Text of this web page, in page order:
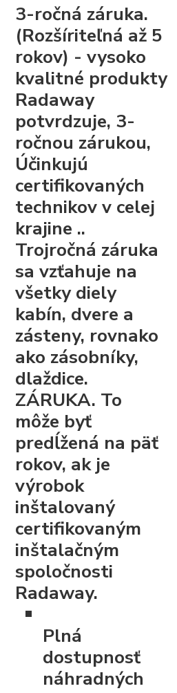
3-ročná záruka.
(Rozšíriteľná až 5
rokov) - vysoko
kvalitné produkty
Radaway
potvrdzuje, 3-
ročnou zárukou,
Účinkujú
certifikovaných
technikov v celej
krajine ..
Trojročná záruka
sa vzťahuje na
všetky diely
kabín, dvere a
zásteny, rovnako
ako zásobníky,
dlaždice.
ZÁRUKA. To
môže byť
predĺžená na päť
rokov, ak je
výrobok
inštalovaný
certifikovaným
inštalačným
spoločnosti
Radaway.
Plná
dostupnosť
náhradných